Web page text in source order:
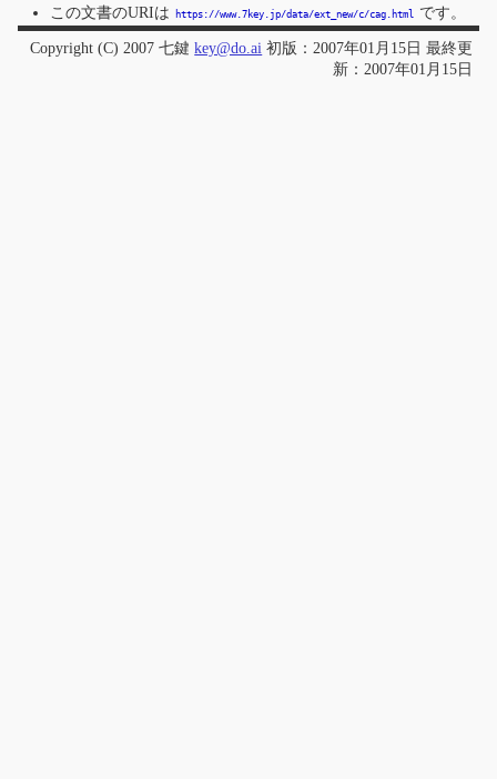
この文書のURIは
https://www.7key.jp/data/ext_new/c/cag.html です。
Copyright (C) 2007 七鍵key@do.ai 初版：2007年01月15日 最終更
新：2007年01月15日